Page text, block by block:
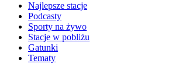
Najlepsze stacje
Podcasty
Sporty na żywo
Stacje w pobliżu
Gatunki
Tematy